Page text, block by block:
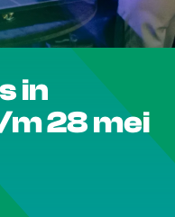
in
m 28 mei